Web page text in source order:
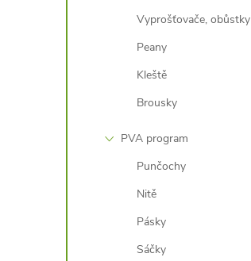
Vyprošťovače, obůstky
Peany
Kleště
Brousky
PVA program
Punčochy
Nitě
Pásky
Sáčky